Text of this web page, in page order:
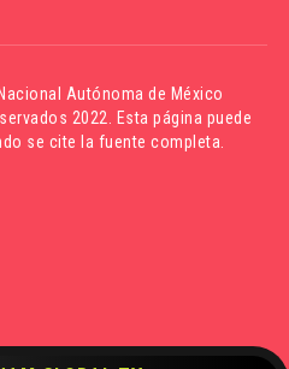
Autónoma de México
2022. Esta página puede
se cite la fuente completa.